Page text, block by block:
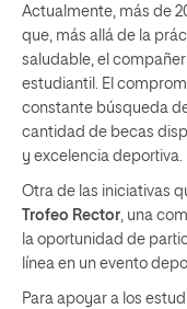
Actualmente, más de
que, más allá de la
saludable, el
estudiantil. El
constante búsqueda
cantidad de becas
y excelencia deportiva.
Otra de las iniciativas
Trofeo Rector , una
la oportunidad de
línea en un evento
Para apoyar a los